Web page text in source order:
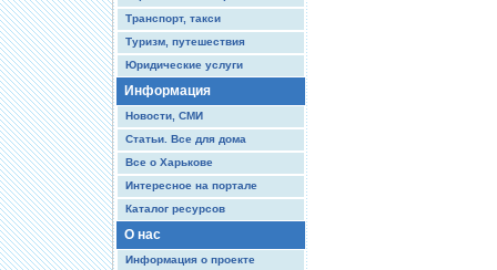
Транспорт, такси
Туризм, путешествия
Юридические услуги
Информация
Новости, СМИ
Статьи. Все для дома
Все о Харькове
Интересное на портале
Каталог ресурсов
О нас
Информация о проекте